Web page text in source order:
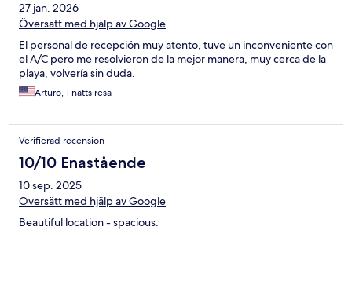
27 jan. 2026
Översätt med hjälp av Google
El personal de recepción muy atento, tuve un inconveniente con
el A/C pero me resolvieron de la mejor manera, muy cerca de la
playa, volvería sin duda.
Arturo, 1 natts resa
Verifierad recension
10/10 Enastående
10 sep. 2025
Översätt med hjälp av Google
Beautiful location - spacious.